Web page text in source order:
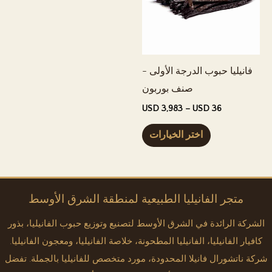
فانيليا حبوب الدرجة الأولى -
صنف بوربون
USD 36
–
USD 3,983
نطاق
USD 36
اختر الخيارات
عدة
أشكال.
في
متجر الفانيليا الطبيعية لمنطقة الشرق الأوسط
الشركة الرائدة في الشرق الأوسط لتصنيع وتوزيع حبوب الفانيليا، بذور
كافيار الفانيليا، الفانيليا المطحونة، خلاصة الفانيليا، ومعجون الفانيليا.
شركة ناتشورال فانيلا المحدودة، مورد متخصص للفانيليا بالجملة. تفضل